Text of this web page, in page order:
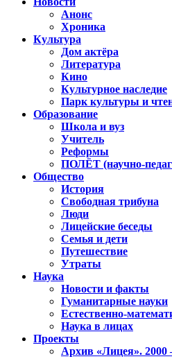
Анонс
Хроника
Культура
Дом актёра
Литература
Кино
Культурное наследие
Парк культуры и
Образование
Школа и вуз
Учитель
Реформы
ПОЛЁТ (научно-
Общество
История
Свободная трибуна
Люди
Лицейские беседы
Семья и дети
Путешествие
Утраты
Наука
Новости и факты
Гуманитарные науки
Естественно-
Наука в лицах
Проекты
Архив «Лицея». 2000